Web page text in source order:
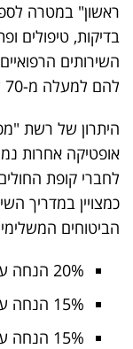
ראשון" במטרה
בדיקות, טיפולים
השירותים
להם למעלה מ-70 שנה.
היתרון של רשת
אופטיקה אחרות
לחברי קופת
כמצויין במדריך
הביטוחים
20% הנחה על עדשות המשקפיים.
15% הנחה על עדשות מגע ותמיסות ייעודיות.
15% הנחה על מסגרות למשקפיים.